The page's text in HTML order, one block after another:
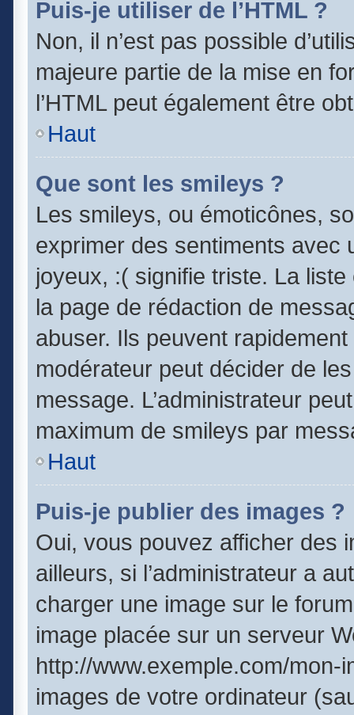
Puis-je utiliser de l’HTML ?
Non, il n’est pas possible
majeure partie de la mise en
l’HTML peut également être
Haut
Que sont les smileys ?
Les smileys, ou émoticônes,
exprimer des sentiments avec
joyeux, :( signifie triste. La
la page de rédaction de
abuser. Ils peuvent
modérateur peut décider de
message. L’administrateur
maximum de smileys par
Haut
Puis-je publier des images ?
Oui, vous pouvez afficher des
ailleurs, si l’administrateur a
charger une image sur le
image placée sur un serveur
http://www.exemple.com/
images de votre ordinateur